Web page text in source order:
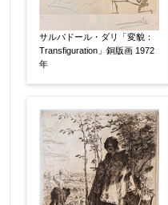
サルバドール・ダリ「変貌：
Transfiguration」銅版画 1972
年